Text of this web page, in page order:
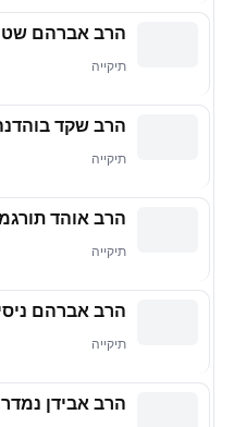
הרב אברהם שטרן
תיקייה
הרב שקד בוהדנה
תיקייה
הרב אוהד תורגמן
תיקייה
הרב אברהם ניסים
תיקייה
הרב אבידן נמדר